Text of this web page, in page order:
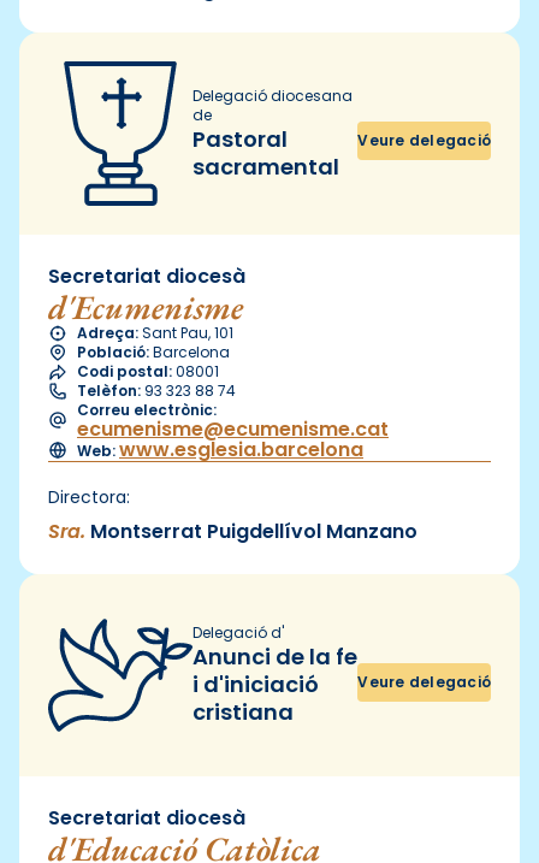
Delegació diocesana
de
Pastoral
sacramental
Veure delegació
Secretariat diocesà
d'Ecumenisme
Adreça:Sant Pau, 101
Població:Barcelona
Codi postal:08001
Telèfon: 93 323 88 74
Correu electrònic:
ecumenisme@ecumenisme.cat
Web:www.esglesia.barcelona
Directora:
Sra. Montserrat Puigdellívol Manzano
Delegació d'
Anunci de la fe
i d'iniciació
cristiana
Veure delegació
Secretariat diocesà
d'Educació Catòlica